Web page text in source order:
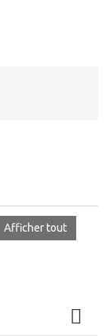
Afficher tout